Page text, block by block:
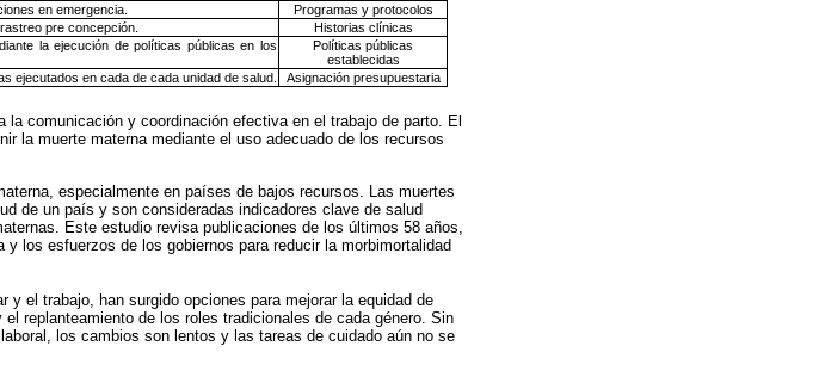
en emergencia.
Programas y protocolos
pre concepción.
Historias clínicas
la ejecución de políticas públicas en los
Políticas públicas
establecidas
ejecutados en cada de cada unidad de salud. Asignación presupuestaria
comunicación y coordinación efectiva en el trabajo de parto. El
la muerte materna mediante el uso adecuado de los recursos
especialmente en países de bajos recursos. Las muertes
de un país y son consideradas indicadores clave de salud
Este estudio revisa publicaciones de los últimos 58 años,
los esfuerzos de los gobiernos para reducir la morbimortalidad
el trabajo, han surgido opciones para mejorar la equidad de
replanteamiento de los roles tradicionales de cada género. Sin
los cambios son lentos y las tareas de cuidado aún no se